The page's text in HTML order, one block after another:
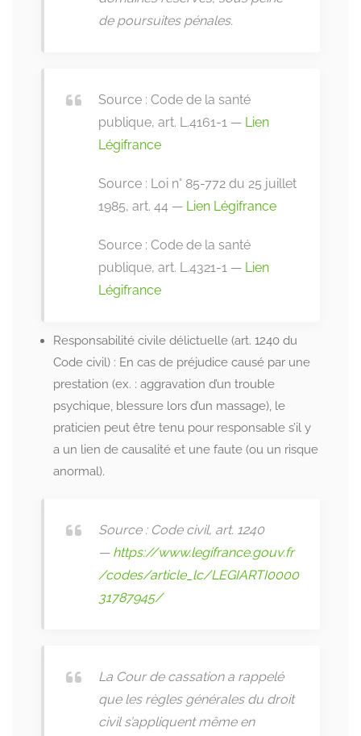
de poursuites pénales.
Source : Code de la santé
publique, art. L.4161-1 — Lien
Légifrance
Source : Loi n° 85-772 du 25 juillet
1985, art. 44 — Lien Légifrance
Source : Code de la santé
publique, art. L.4321-1 — Lien
Légifrance
Responsabilité civile délictuelle (art. 1240 du
Code civil) : En cas de préjudice causé par une
prestation (ex. : aggravation d’un trouble
psychique, blessure lors d’un massage), le
praticien peut être tenu pour responsable s’il y
a un lien de causalité et une faute (ou un risque
anormal).
Source : Code civil, art. 1240
— https://www.legifrance.gouv.fr
/codes/article_lc/LEGIARTI0000
31787945/
La Cour de cassation a rappelé
que les règles générales du droit
civil s’appliquent même en